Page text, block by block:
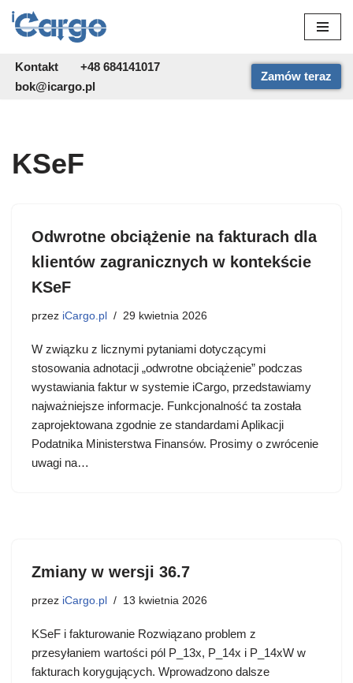
do
treści
Kontakt
+48 684141017
bok@icargo.pl
Zamów teraz
KSeF
Odwrotne obciążenie na fakturach dla
klientów zagranicznych w kontekście
KSeF
przez iCargo.pl 29 kwietnia 2026
W związku z licznymi pytaniami dotyczącymi
stosowania adnotacji „odwrotne obciążenie” podczas
wystawiania faktur w systemie iCargo, przedstawiamy
najważniejsze informacje. Funkcjonalność ta została
zaprojektowana zgodnie ze standardami Aplikacji
Podatnika Ministerstwa Finansów. Prosimy o zwrócenie
uwagi na…
Zmiany w wersji 36.7
przez iCargo.pl 13 kwietnia 2026
KSeF i fakturowanie Rozwiązano problem z
przesyłaniem wartości pól P_13x, P_14x i P_14xW w
fakturach korygujących. Wprowadzono dalsze